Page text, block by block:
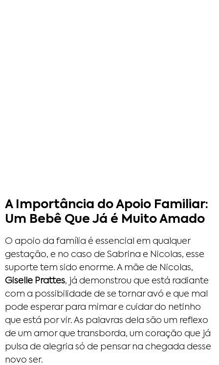
A Importância do Apoio Familiar:
Um Bebê Que Já é Muito Amado
O apoio da família é essencial em qualquer
gestação, e no caso de Sabrina e Nicolas, esse
suporte tem sido enorme. A mãe de Nicolas,
Giselle Prattes, já demonstrou que está radiante
com a possibilidade de se tornar avó e que mal
pode esperar para mimar e cuidar do netinho
que está por vir. As palavras dela são um reflexo
de um amor que transborda, um coração que já
pulsa de alegria só de pensar na chegada desse
novo ser.